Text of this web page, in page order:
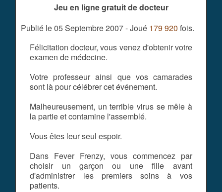
Jeu en ligne gratuit de docteur
Publié le 05 Septembre 2007 - Joué 179 920 fois.
Félicitation docteur, vous venez d'obtenir votre
examen de médecine.
Votre professeur ainsi que vos camarades
sont là pour célébrer cet événement.
Malheureusement, un terrible virus se mêle à
la partie et contamine l'assemblé.
Vous êtes leur seul espoir.
Dans Fever Frenzy, vous commencez par
choisir un garçon ou une fille avant
d'administrer les premiers soins à vos
patients.